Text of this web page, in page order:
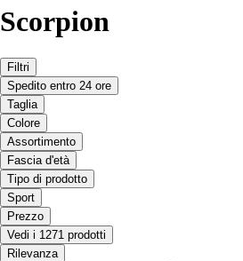
Scorpion
Filtri
Spedito entro 24 ore
Taglia
Colore
Assortimento
Fascia d'età
Tipo di prodotto
Sport
Prezzo
Vedi i 1271 prodotti
Rilevanza